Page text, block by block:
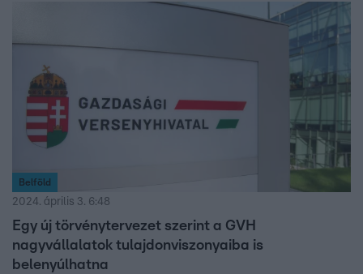
Belföld
2024. április 3. 6:48
Egy új törvénytervezet szerint a GVH
nagyvállalatok tulajdonviszonyaiba is
belenyúlhatna